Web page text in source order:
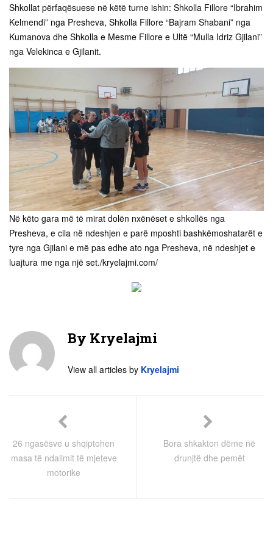
Shkollat përfaqësuese në këtë turne ishin: Shkolla Fillore “Ibrahim
Kelmendi” nga Presheva, Shkolla Fillore “Bajram Shabani” nga
Kumanova dhe Shkolla e Mesme Fillore e Ultë “Mulla Idriz Gjilani”
nga Velekinca e Gjilanit.
Në këto gara më të mirat dolën nxënëset e shkollës nga
Presheva, e cila në ndeshjen e parë mposhti bashkëmoshatarët e
tyre nga Gjilani e më pas edhe ato nga Presheva, në ndeshjet e
luajtura me nga një set./kryelajmi.com/
By Kryelajmi
View all articles by Kryelajmi
26 ngasësve u shqiptohen
masa të ndalimit të mjeteve
motorike
Bora shkakton dëme në
drunjtë dhe pemët